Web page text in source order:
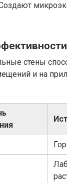
стены
и на